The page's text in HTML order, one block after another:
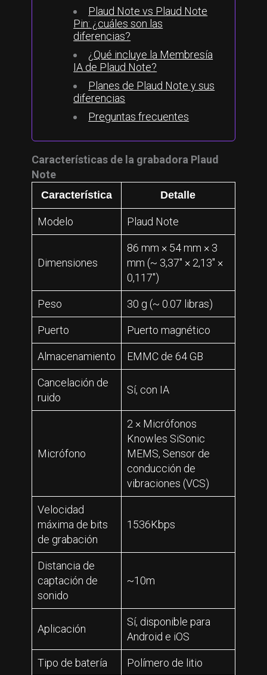
Plaud Note vs Plaud Note
Pin: ¿cuáles son las
diferencias?
¿Qué incluye la Membresía
IA de Plaud Note?
Planes de Plaud Note y sus
diferencias
Preguntas frecuentes
Características de la grabadora Plaud
Note
Característica Detalle
Modelo Plaud Note
Dimensiones
86 mm × 54 mm × 3
mm (~ 3,37″ × 2,13″ ×
0,117″)
Peso 30 g (~ 0.07 libras)
Puerto Puerto magnético
Almacenamiento EMMC de 64 GB
Cancelación de
ruido
Sí, con IA
Micrófono
2 × Micrófonos
Knowles SiSonic
MEMS, Sensor de
conducción de
vibraciones (VCS)
Velocidad
máxima de bits
de grabación
1536Kbps
Distancia de
captación de
sonido
~10m
Aplicación
Sí, disponible para
Android e iOS
Tipo de batería Polímero de litio